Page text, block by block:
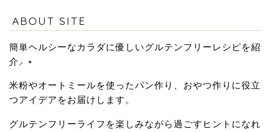
ABOUT SITE
簡単ヘルシーなカラダに優しいグルテンフリーレシピを紹
介⸝ ⋆
米粉やオートミールを使ったパン作り、おやつ作りに役立
つアイデアをお届けします。
グルテンフリーライフを楽しみながら過ごすヒントになれ